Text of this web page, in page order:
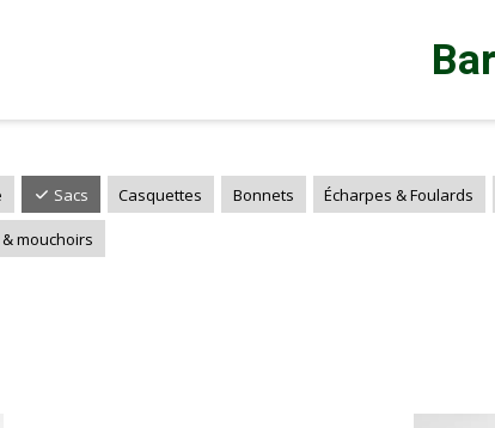
Sacs Casquettes Bonnets Écharpes & Foulards
mouchoirs